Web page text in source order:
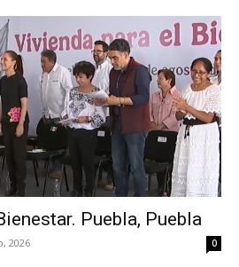
Puebla, Puebla
2026 0